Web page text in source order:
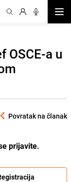
OSCE-a u
Povratak na članak
prijavite.